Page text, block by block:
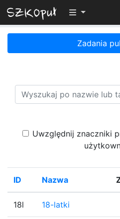
Przełącz
Zadania
Uwzględnij znaczniki
ID Nazwa
18l 18-latki